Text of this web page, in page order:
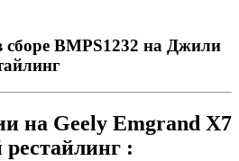
сборе BMPS1232 на Джили
на Geely Emgrand X7
рестайлинг :